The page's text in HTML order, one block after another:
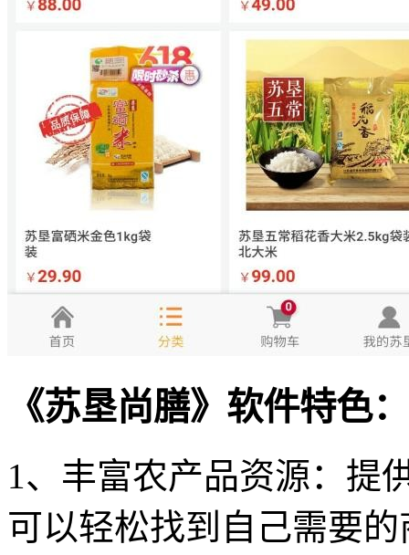
《苏垦尚膳》软件特色：
1、丰富农产品资源：提
可以轻松找到自己需要的